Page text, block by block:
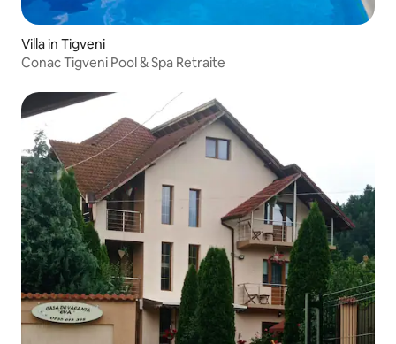
Villa in Tigveni
Conac Tigveni Pool & Spa Retraite